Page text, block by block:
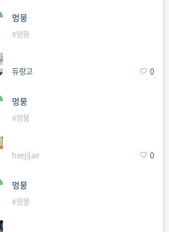
멍뭉
#멍뭉
듀랑고 0
멍뭉
#멍뭉
heejijae 0
멍뭉
#멍뭉